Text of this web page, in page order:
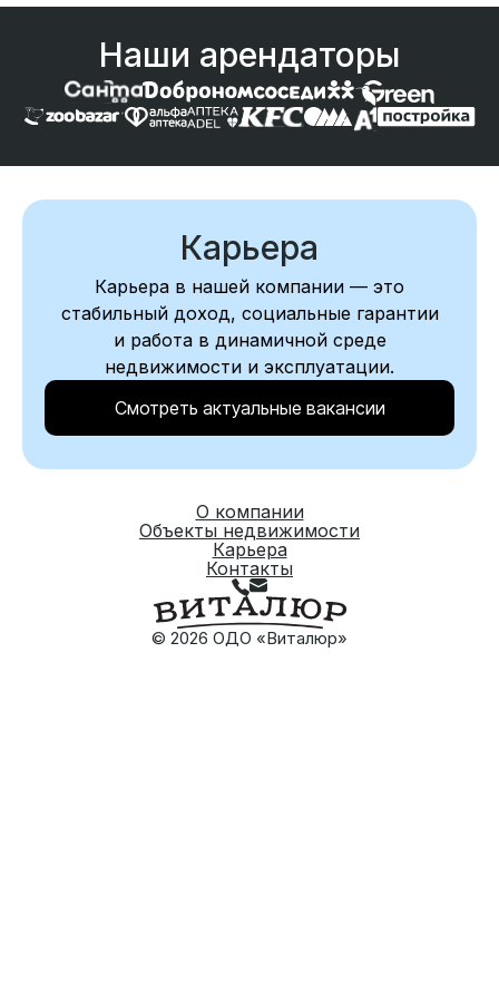
Наши арендаторы
Карьера
Карьера в нашей компании — это
стабильный доход, социальные гарантии
и работа в динамичной среде
недвижимости и эксплуатации.
Смотреть актуальные вакансии
© 2026 ОДО «Виталюр»
О компании
Объекты недвижимости
Карьера
Контакты